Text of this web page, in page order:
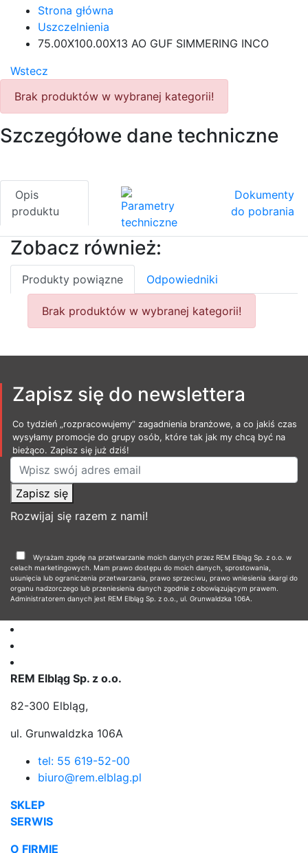
Strona główna
Uszczelnienia
75.00X100.00X13 AO GUF SIMMERING INCO
Wstecz
Brak produktów w wybranej kategorii!
Szczegółowe dane techniczne
Opis
produktu
Parametry
techniczne
Dokumenty
do pobrania
Zobacz również:
Produkty powiązne Odpowiedniki
Brak produktów w wybranej kategorii!
Zapisz się do newslettera
Co tydzień „rozpracowujemy” zagadnienia branżowe, a co jakiś czas
wysyłamy promocje do grupy osób, które tak jak my chcą być na
bieżąco. Zapisz się już dziś!
Zapisz się
Rozwijaj się razem z nami!
Wyrażam zgodę na przetwarzanie moich danych przez REM Elbląg Sp. z o.o. w
celach marketingowych. Mam prawo dostępu do moich danych, sprostowania,
usunięcia lub ograniczenia przetwarzania, prawo sprzeciwu, prawo wniesienia skargi do
organu nadzorczego lub przeniesienia danych zgodnie z obowiązującym prawem.
Administratorem danych jest REM Elbląg Sp. z o.o., ul. Grunwaldzka 106A.
REM Elbląg Sp. z o.o.
82-300 Elbląg,
ul. Grunwaldzka 106A
tel: 55 619-52-00
biuro@rem.elblag.pl
SKLEP
SERWIS
O FIRMIE